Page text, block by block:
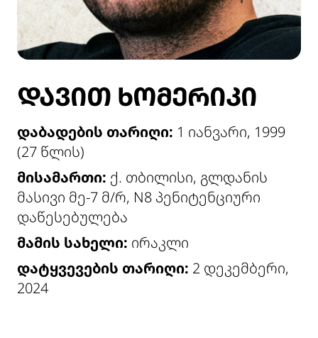
ᲓᲐᲕᲘᲗ ᲮᲝᲛᲔᲠᲘᲙᲘ
დაბადების თარიღი: 1 იანვარი, 1999
(27 წლის)
მისამართი: ქ. თბილისი, გლდანის
მასივი მე-7 მ/რ, N8 პენიტენციური
დაწესებულება
მამის სახელი: ირაკლი
დატყვევების თარიღი: 2 დეკემბერი,
2024